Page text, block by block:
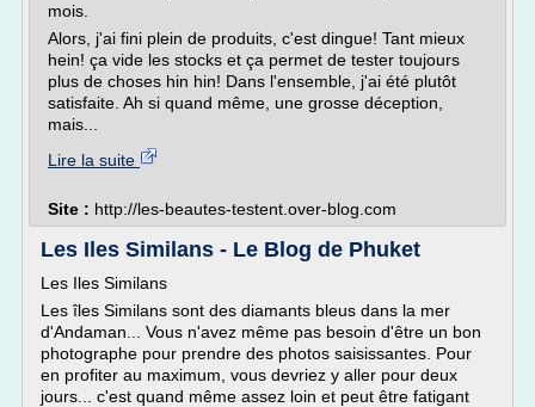
mois.
Alors, j'ai fini plein de produits, c'est dingue! Tant mieux
hein! ça vide les stocks et ça permet de tester toujours
plus de choses hin hin! Dans l'ensemble, j'ai été plutôt
satisfaite. Ah si quand même, une grosse déception,
mais...
Lire la suite
Site : http://les-beautes-testent.over-blog.com
Les Iles Similans - Le Blog de Phuket
Les Iles Similans
Les îles Similans sont des diamants bleus dans la mer
d'Andaman... Vous n'avez même pas besoin d'être un bon
photographe pour prendre des photos saisissantes. Pour
en profiter au maximum, vous devriez y aller pour deux
jours... c'est quand même assez loin et peut être fatigant